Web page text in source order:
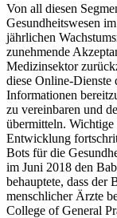
Von all diesen
Gesundheitswesen
jährlichen
zunehmende
Medizinsektor
diese Online-Dienste
Informationen
zu vereinbaren und
übermitteln.
Entwicklung
Bots für die
im Juni 2018 den
behauptete, dass der
menschlicher Ärzte
College of General